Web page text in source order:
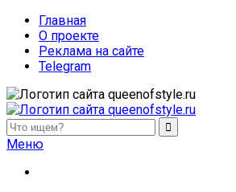
Главная
О проекте
Реклама на сайте
Telegram
queenofstyle.ru
Женский сайт о моде и красоте.
Меню